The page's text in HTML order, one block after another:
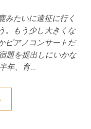
みたいに遠征に行く
。もう少し大きくな
ピアノコンサートだ
題を提出しにいかな
年、育…